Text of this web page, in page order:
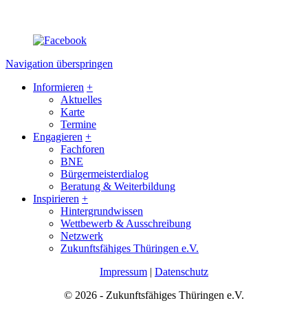
Navigation überspringen
Informieren +
Aktuelles
Karte
Termine
Engagieren +
Fachforen
BNE
Bürgermeisterdialog
Beratung & Weiterbildung
Inspirieren +
Hintergrundwissen
Wettbewerb & Ausschreibung
Netzwerk
Zukunftsfähiges Thüringen e.V.
Impressum | Datenschutz
© 2026 - Zukunftsfähiges Thüringen e.V.